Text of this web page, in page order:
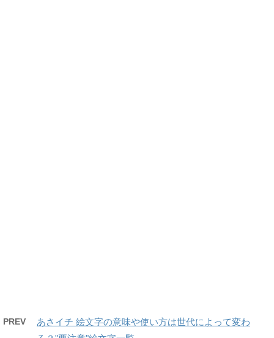
PREV
あさイチ 絵文字の意味や使い方は世代によって変わ